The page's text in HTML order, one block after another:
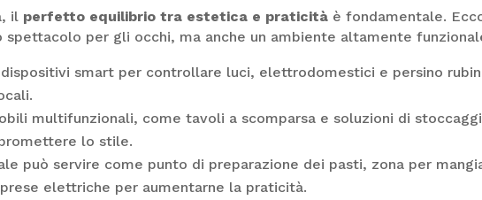
il perfetto equilibrio tra estetica e praticità è fondamentale.
spettacolo per gli occhi, ma anche un ambiente altamente
smart per controllare luci, elettrodomestici e persino
multifunzionali, come tavoli a scomparsa e soluzioni di
lo stile.
può servire come punto di preparazione dei pasti, zona per
elettriche per aumentarne la praticità.